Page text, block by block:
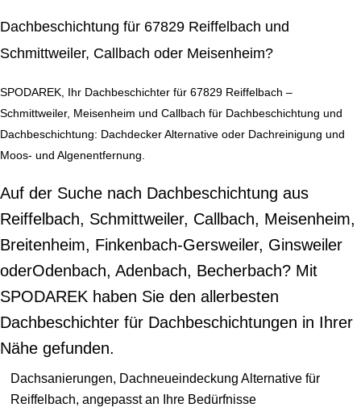
Dachbeschichtung für 67829 Reiffelbach und
Schmittweiler, Callbach oder Meisenheim?
SPODAREK, Ihr Dachbeschichter für 67829 Reiffelbach –
Schmittweiler, Meisenheim und Callbach für Dachbeschichtung und
Dachbeschichtung: Dachdecker Alternative oder Dachreinigung und
Moos- und Algenentfernung.
Auf der Suche nach Dachbeschichtung aus
Reiffelbach, Schmittweiler, Callbach, Meisenheim,
Breitenheim, Finkenbach-Gersweiler, Ginsweiler
oderOdenbach, Adenbach, Becherbach? Mit
SPODAREK haben Sie den allerbesten
Dachbeschichter für Dachbeschichtungen in Ihrer
Nähe gefunden.
Dachsanierungen, Dachneueindeckung Alternative für
Reiffelbach, angepasst an Ihre Bedürfnisse